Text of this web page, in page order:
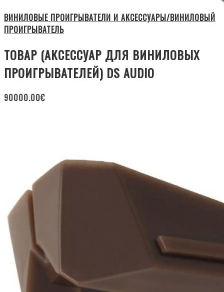
ВИНИЛОВЫЕ ПРОИГРЫВАТЕЛИ И АКСЕССУАРЫ/ВИНИЛОВЫЙ
ПРОИГРЫВАТЕЛЬ
ТОВАР (АКСЕССУАР ДЛЯ ВИНИЛОВЫХ
ПРОИГРЫВАТЕЛЕЙ) DS AUDIO
90000.00€